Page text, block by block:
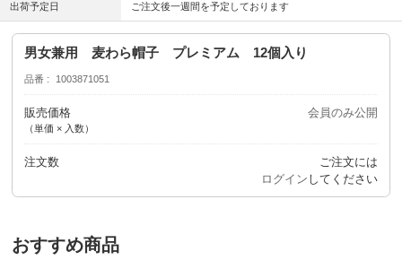
出荷予定日 ご注文後一週間を予定しております
男女兼用 麦わら帽子 プレミアム 12個入り
品番 1003871051
販売価格
（単価 × 入数）
会員のみ公開
注文数
ご注文には
ログイン してください
おすすめ商品